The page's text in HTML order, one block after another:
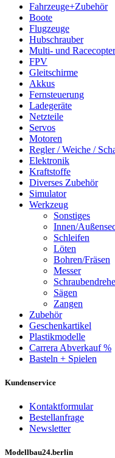
Fahrzeuge+Zubehör
Boote
Flugzeuge
Hubschrauber
Multi- und Racecopter
FPV
Gleitschirme
Akkus
Fernsteuerung
Ladegeräte
Netzteile
Servos
Motoren
Regler / Weiche /
Elektronik
Kraftstoffe
Diverses Zubehör
Simulator
Werkzeug
Sonstiges
Innen/
Schleifen
Löten
Bohren/Fräsen
Messer
Sägen
Zangen
Zubehör
Geschenkartikel
Plastikmodelle
Carrera Abverkauf %
Basteln + Spielen
Kundenservice
Kontaktformular
Bestellanfrage
Newsletter
Modellbau24.berlin